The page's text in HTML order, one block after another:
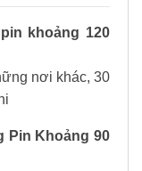
khoảng 120
nơi khác, 30
Pin Khoảng 90